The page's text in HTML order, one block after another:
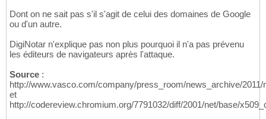
Dont on ne sait pas s'il s'agit de celui des domaines de Google
ou d'un autre.
DigiNotar n'explique pas non plus pourquoi il n'a pas prévenu
les éditeurs de navigateurs après l'attaque.
Source :
http://www.vasco.com/company/press_room/news_archive/
et
http://codereview.chromium.org/7791032/diff/2001/net/base/